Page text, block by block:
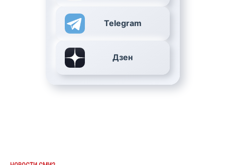
Telegram
Дзен